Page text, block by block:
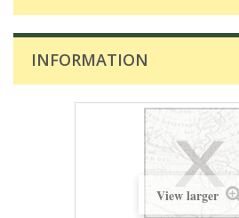
INFORMATION
View larger